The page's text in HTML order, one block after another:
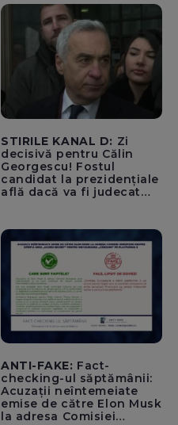
STIRILE KANAL D: Zi
decisivă pentru Călin
Georgescu! Fostul
candidat la prezidențiale
află dacă va fi judecat
ANTI-FAKE: Fact-
checking-ul săptămânii:
Acuzații neîntemeiate
emise de către Elon Musk
la adresa Comisiei